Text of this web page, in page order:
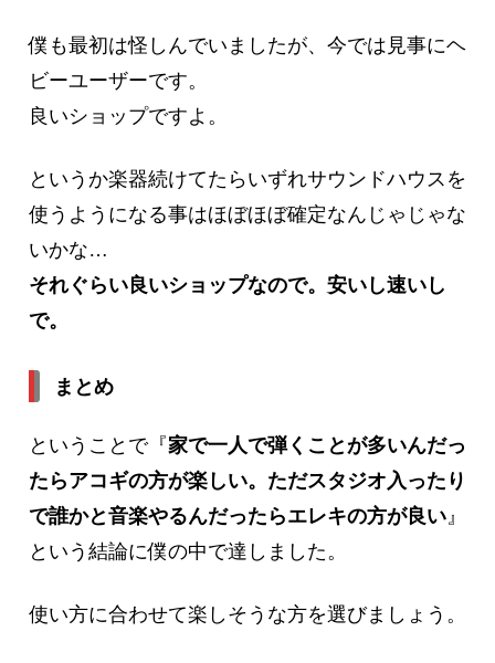
僕も最初は怪しんでいましたが、今では見事にヘ
ビーユーザーです。
良いショップですよ。
というか楽器続けてたらいずれサウンドハウスを
使うようになる事はほぼほぼ確定なんじゃじゃな
いかな…
それぐらい良いショップなので。安いし速いし
で。
まとめ
ということで『家で一人で弾くことが多いんだっ
たらアコギの方が楽しい。ただスタジオ入ったり
で誰かと音楽やるんだったらエレキの方が良い 』
という結論に僕の中で達しました。
使い方に合わせて楽しそうな方を選びましょう。